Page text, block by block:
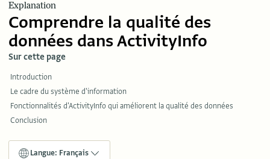
Explanation
Comprendre la qualité des
données dans ActivityInfo
Sur cette page
Introduction
Le cadre du système d'information
Fonctionnalités d'ActivityInfo qui améliorent la qualité des données
Conclusion
Langue: Français